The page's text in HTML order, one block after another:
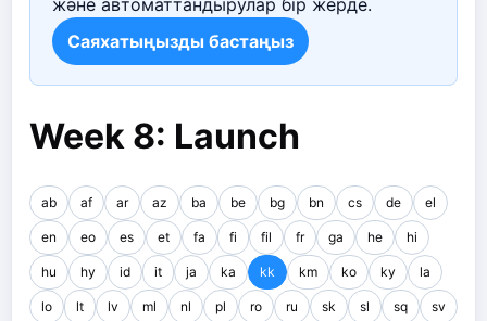
және автоматтандырулар бір жерде.
Саяхатыңызды бастаңыз
Week 8: Launch
ab af ar az ba be bg bn cs de el
en eo es et fa fi fil fr ga he hi
hu hy id it ja ka kk km ko ky la
lo lt lv ml nl pl ro ru sk sl sq sv